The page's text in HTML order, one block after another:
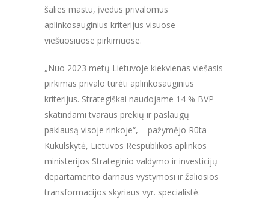
šalies mastu, įvedus privalomus
aplinkosauginius kriterijus visuose
viešuosiuose pirkimuose.
„Nuo 2023 metų Lietuvoje kiekvienas viešasis
pirkimas privalo turėti aplinkosauginius
kriterijus. Strategiškai naudojame 14 % BVP –
skatindami tvaraus prekių ir paslaugų
paklausą visoje rinkoje“, – pažymėjo Rūta
Kukulskytė, Lietuvos Respublikos aplinkos
ministerijos Strateginio valdymo ir investicijų
departamento darnaus vystymosi ir žaliosios
transformacijos skyriaus vyr. specialistė.